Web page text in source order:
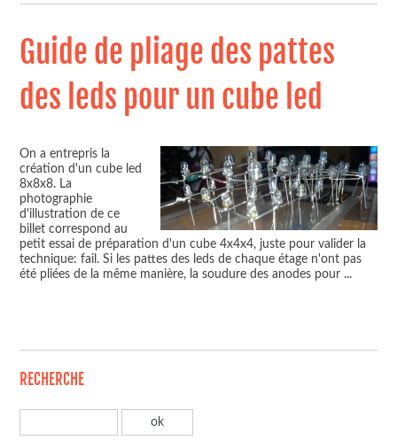
Guide de pliage des pattes
des leds pour un cube led
On a entrepris la
création d'un cube led
8x8x8. La
photographie
d'illustration de ce
billet correspond au
petit essai de préparation d'un cube 4x4x4, juste pour valider la
technique: fail. Si les pattes des leds de chaque étage n'ont pas
été pliées de la même manière, la soudure des anodes pour ...
RECHERCHE